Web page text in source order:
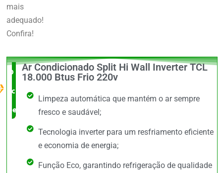
mais
adequado!
Confira!
O Melhor
custo x
benefício
Ar Condicionado Split Hi Wall Inverter TCL
18.000 Btus Frio 220v
Limpeza automática que mantém o ar sempre
fresco e saudável;
Tecnologia inverter para um resfriamento eficiente
e economia de energia;
Função Eco, garantindo refrigeração de qualidade